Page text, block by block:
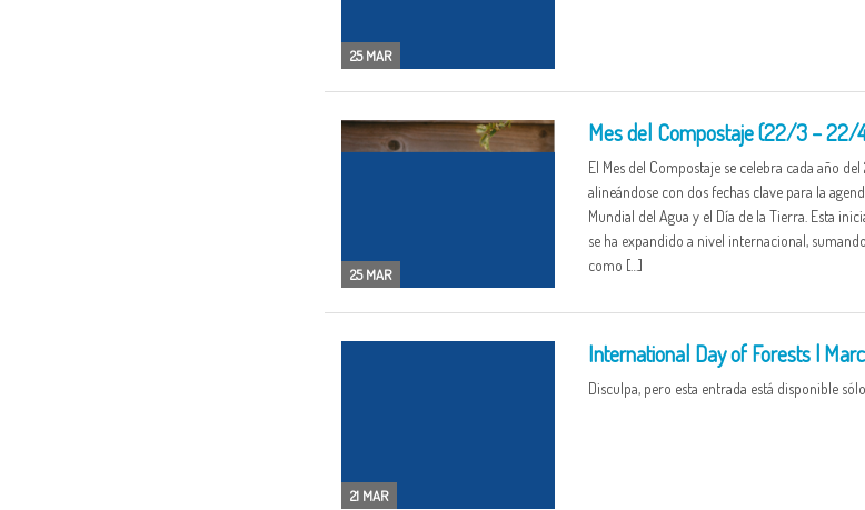
25 MAR
25 MAR
Mes del Compostaje (22/3 – 22/
El Mes del Compostaje se celebra cada año
alineándose con dos fechas clave para la
Mundial del Agua y el Día de la Tierra. Esta
se ha expandido a nivel internacional,
como […]
21 MAR
International Day of Forests |
Disculpa, pero esta entrada está disponible